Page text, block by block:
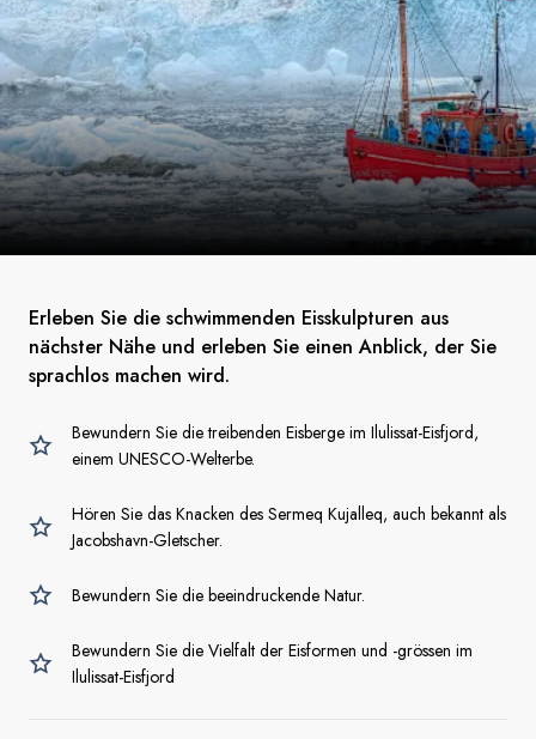
Erleben Sie die schwimmenden Eisskulpturen aus
nächster Nähe und erleben Sie einen Anblick, der Sie
sprachlos machen wird.
Bewundern Sie die treibenden Eisberge im Ilulissat-Eisfjord,
einem UNESCO-Welterbe.
Hören Sie das Knacken des Sermeq Kujalleq, auch bekannt als
Jacobshavn-Gletscher.
Bewundern Sie die beeindruckende Natur.
Bewundern Sie die Vielfalt der Eisformen und -grössen im
Ilulissat-Eisfjord